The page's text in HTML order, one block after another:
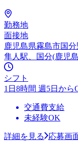
勤務地
面接地
鹿児島県霧島市国
隼人駅、国分(鹿児
シフト
1日8時間 週5日から
交通費支給
未経験OK
詳細を見る
応募画